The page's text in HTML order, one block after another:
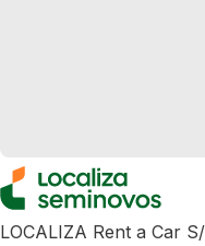
LOCALIZA Rent a Car